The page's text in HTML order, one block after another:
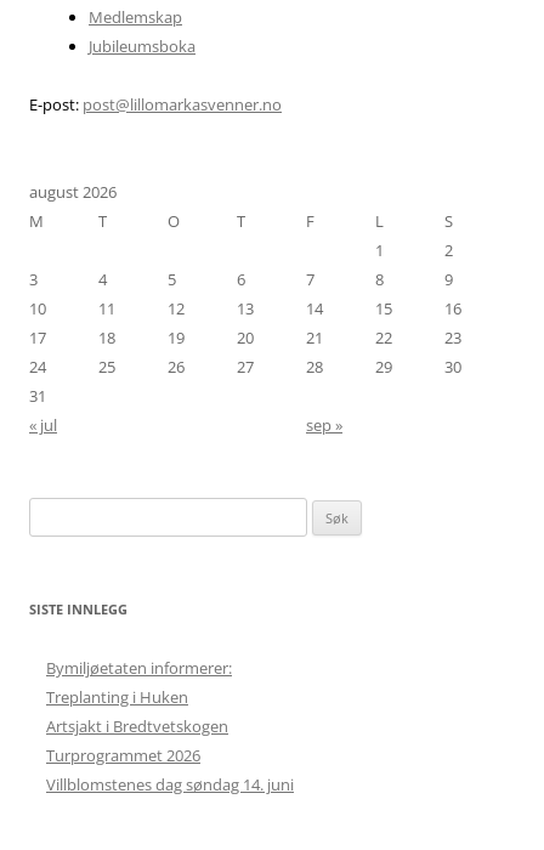
Medlemskap
Jubileumsboka
E-post: post@lillomarkasvenner.no
august 2026
M
T O T F L
S
1
2
3
4 5 6 7 8
9
10
11 12 13 14 15
16
17
18 19 20 21 22
23
24
25 26 27 28 29
30
31
« jul
sep »
etter:
SISTE INNLEGG
Bymiljøetaten informerer:
Treplanting i Huken
Artsjakt i Bredtvetskogen
Turprogrammet 2026
Villblomstenes dag søndag 14. juni